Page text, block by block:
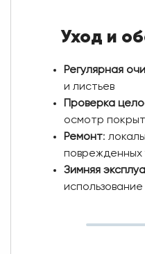
Уход и
Регулярная
и листьев
Проверка
осмотр
Ремонт:
поврежденных
Зимняя